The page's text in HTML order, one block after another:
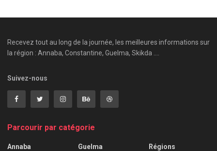
Recevez tout au long de la journée, les meilleures informations sur
la région : Annaba, Constantine, Guelma, Skikda ....
Suivez-nous
Parcourir par catégorie
Annaba
Guelma
Régions